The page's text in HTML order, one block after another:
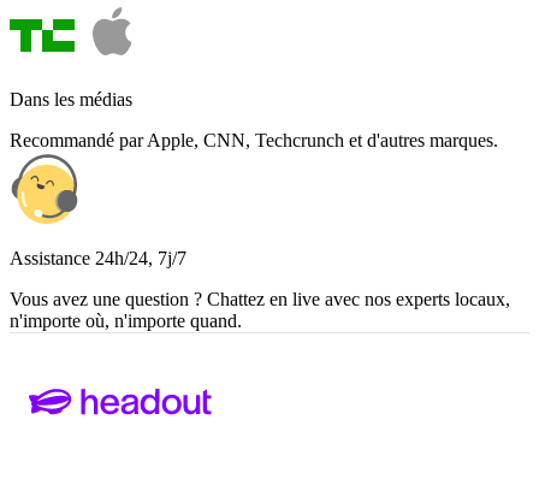
Dans les médias
Recommandé par Apple, CNN, Techcrunch et d'autres marques.
Assistance 24h/24, 7j/7
Vous avez une question ? Chattez en live avec nos experts locaux,
n'importe où, n'importe quand.